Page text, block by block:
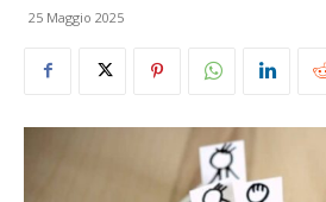
25 Maggio 2025